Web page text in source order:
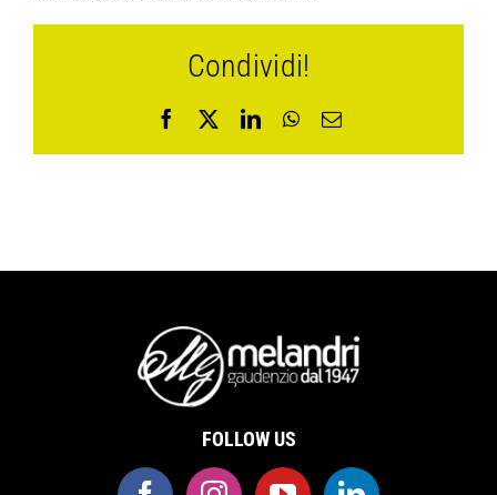
Condividi!
Facebook
X LinkedInWhatsApp
Email
FOLLOW US